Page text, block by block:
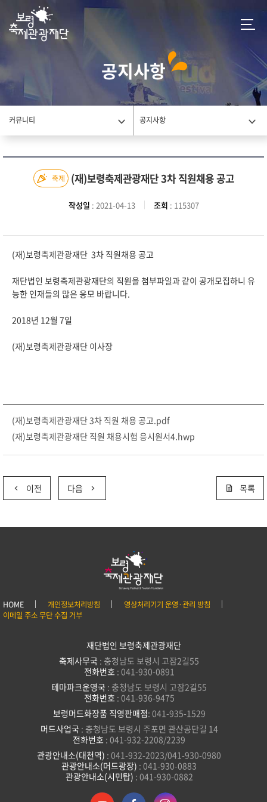
공지사항
커뮤니티 공지사항
축제 (재)보령축제관광재단 3차 직원채용 공고
작성일 : 2021-04-13 조회 : 115307
(재)보령축제관광재단 3차 직원채용 공고
재단법인 보령축제관광재단의 직원을 첨부파일과 같이 공개모집하니 유
능한 인재들의 많은 응모 바랍니다.
2018년 12월 7일
(재)보령축제관광재단 이사장
(재)보령축제관광재단 3차 직원 채용 공고.pdf
(재)보령축제관광재단 직원 채용시험 응시원서4.hwp
이전 다음 목록
HOME 개인정보처리방침
영상처리기기 운영·관리 방침
이메일 주소 무단 수집 거부
재단법인 보령축제관광재단
축제사무국 : 충청남도 보령시 고잠2길55
전화번호 : 041-930-0891
테마파크운영국 : 충청남도 보령시 고잠2길55
전화번호 : 041-936-9475
보령머드화장품 직영판매점: 041-935-1529
머드사업국 : 충청남도 보령시 주포면 관산공단길 14
전화번호 : 041-932-2208/2239
관광안내소(대천역) : 041-932-2023/041-930-0980
관광안내소(머드광장) : 041-930-0883
관광안내소(시민탑) : 041-930-0882